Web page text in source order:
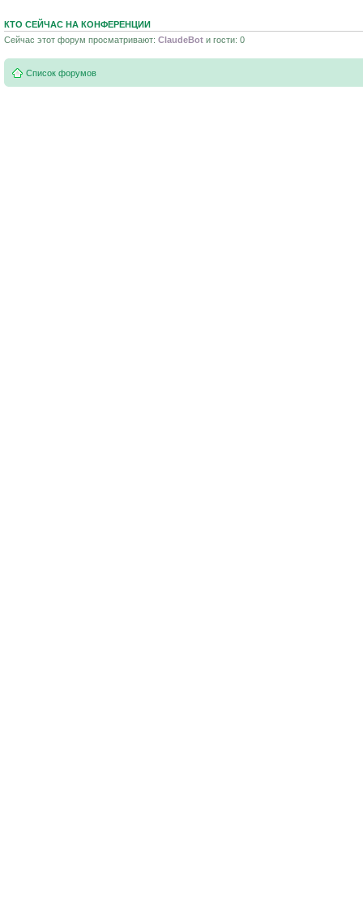
КТО СЕЙЧАС НА КОНФЕРЕНЦИИ
Сейчас этот форум просматривают: ClaudeBot и гости: 0
Список форумов